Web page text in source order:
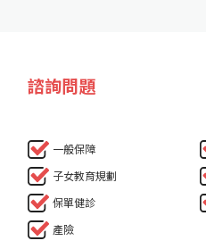
諮詢問題
一般保障
子女教育規劃
保單健診
產險